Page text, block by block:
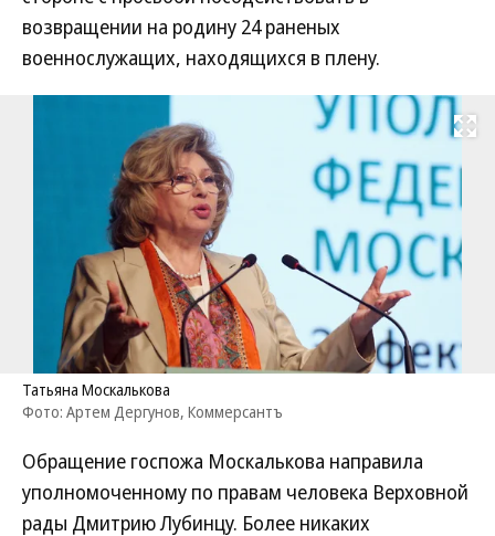
возвращении на родину 24 раненых
военнослужащих, находящихся в плену.
Развернуть
Татьяна Москалькова
Фото: Артем Дергунов, Коммерсантъ
Обращение госпожа Москалькова направила
уполномоченному по правам человека Верховной
рады Дмитрию Лубинцу. Более никаких